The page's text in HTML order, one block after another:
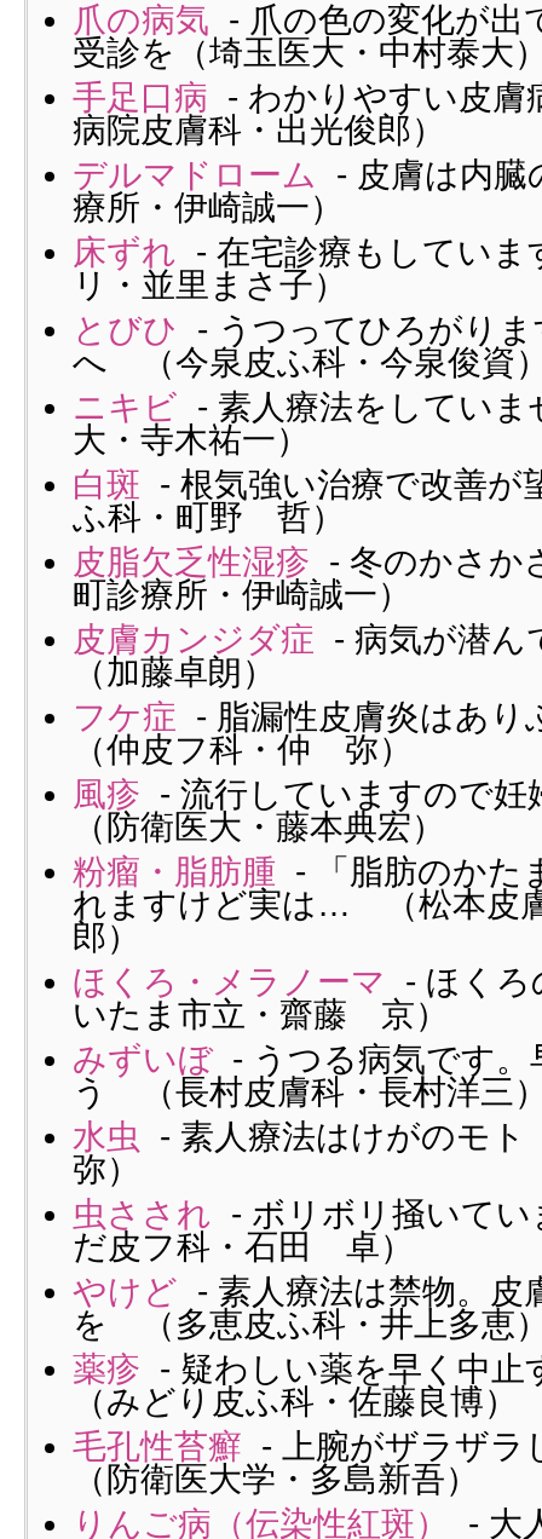
爪の病気 - 爪の色の変化が出
受診を（埼玉医大・中村泰大
手足口病 - わかりやすい皮
病院皮膚科・出光俊郎）
デルマドローム
- 皮膚は内
療所・伊崎誠一）
床ずれ - 在宅診療もしてい
リ・並里まさ子）
とびひ - うつってひろがり
へ （今泉皮ふ科・今泉俊資
ニキビ - 素人療法をしてい
大・寺木祐一）
白斑 - 根気強い治療で改善
ふ科・町野 哲）
皮脂欠乏性湿疹 - 冬のかさ
町診療所・伊崎誠一）
皮膚カンジダ症 - 病気が潜
（加藤卓朗）
フケ症 - 脂漏性皮膚炎はあ
（仲皮フ科・仲 弥）
風疹 - 流行していますので
（防衛医大・藤本典宏）
粉瘤・脂肪腫 - 「脂肪のかた
れますけど実は… （松本皮
郎）
ほくろ・メラノーマ - ほく
いたま市立・齋藤 京）
みずいぼ- うつる病気です。
う （長村皮膚科・長村洋三
水虫 - 素人療法はけがのモ
弥）
虫さされ - ボリボリ掻いて
だ皮フ科・石田 卓）
やけど - 素人療法は禁物。皮
を （多恵皮ふ科・井上多恵
薬疹 - 疑わしい薬を早く中
（みどり皮ふ科・佐藤良博）
毛孔性苔癬 - 上腕がザラザ
（防衛医大学・多島新吾）
りんご病（伝染性紅斑）
- 大